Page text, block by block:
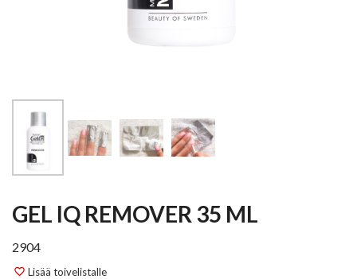
GEL IQ REMOVER 35 ML
2904
favorite_border Lisää toivelistalle